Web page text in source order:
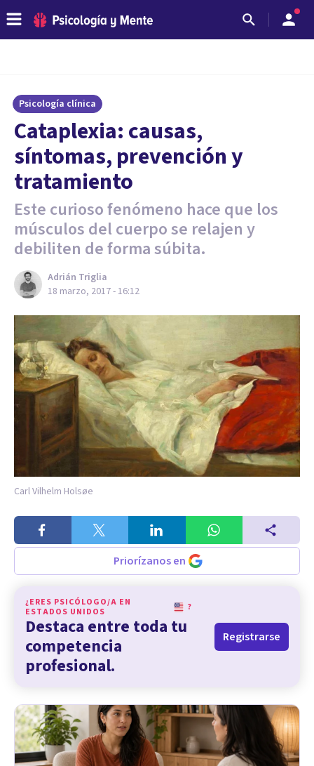
Psicología clínica
Cataplexia: causas,
síntomas, prevención y
tratamiento
Este curioso fenómeno hace que los
músculos del cuerpo se relajen y
debiliten de forma súbita.
Adrián Triglia
18 marzo, 2017 - 16:12
Carl Vilhelm Holsøe
Priorízanos en
¿ERES PSICÓLOGO/A EN
ESTADOS UNIDOS
?
Destaca entre toda tu
competencia
profesional.
Registrarse